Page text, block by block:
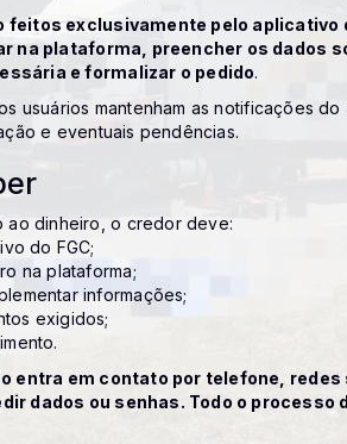
feitos exclusivamente pelo aplicativo
na plataforma, preencher os dados
e formalizar o pedido.
usuários mantenham as notificações
e eventuais pendências.
ao dinheiro, o credor deve:
do FGC;
na plataforma;
informações;
exigidos;
entra em contato por telefone,
dados ou senhas. Todo o processo